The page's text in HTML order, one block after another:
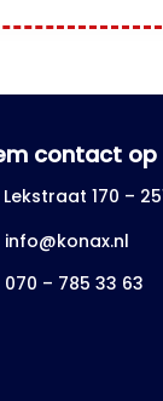
contact op
Lekstraat 170 –
info@konax.nl
070 – 785 33 63